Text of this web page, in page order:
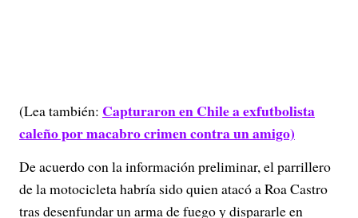
(Lea también: Capturaron en Chile a exfutbolista
caleño por macabro crimen contra un amigo)
De acuerdo con la información preliminar, el parrillero
de la motocicleta habría sido quien atacó a Roa Castro
tras desenfundar un arma de fuego y dispararle en